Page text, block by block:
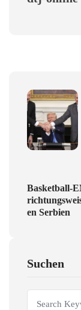
Basketball-
en Serbien
Suchen